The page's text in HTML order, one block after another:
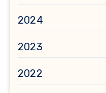
2024
2023
2022